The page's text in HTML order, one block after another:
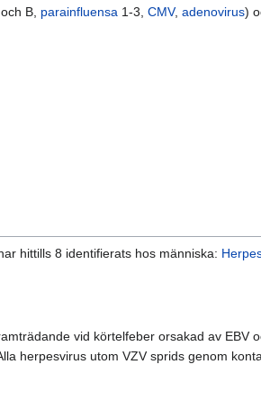
B, parainfluensa 1-3, CMV, adenovirus)
hittills 8 identifierats hos människa:
vid körtelfeber orsakad av EBV
herpesvirus utom VZV sprids genom